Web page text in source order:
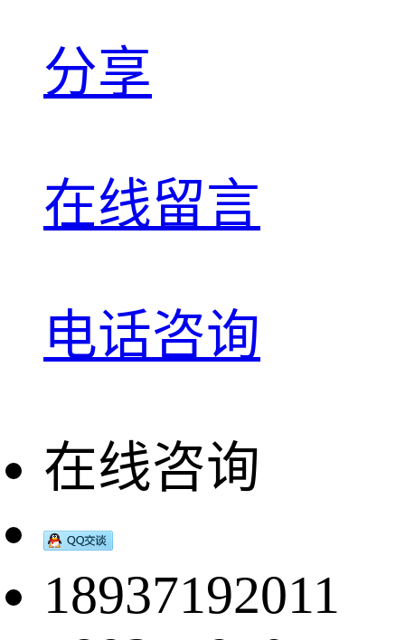
分享
在线留言
电话咨询
在线咨询
18937192011